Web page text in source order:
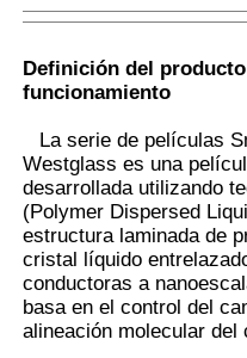
Control de Calidad
Contacto
noticias
Definición del
funcionamiento
La serie de películas
Westglass es una
desarrollada utilizando
(Polymer Dispersed
estructura laminada de
cristal líquido
conductoras a
basa en el control del
alineación molecular del